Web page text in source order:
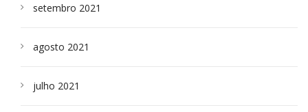
setembro 2021
agosto 2021
julho 2021